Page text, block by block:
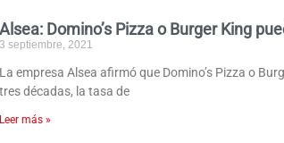
Alsea: Domino’s Pizza o Burger King
3 septiembre, 2021
La empresa Alsea afirmó que Domino’s Pizza o
tres décadas, la tasa de
Leer más »